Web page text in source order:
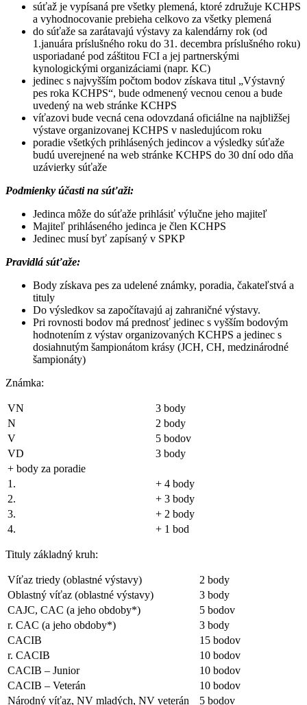
súťaž je vypísaná pre všetky plemená, ktoré združuje KCHPS
a vyhodnocovanie prebieha celkovo za všetky plemená
do súťaže sa zarátavajú výstavy za kalendárny rok (od
1.januára príslušného roku do 31. decembra príslušného roku)
usporiadané pod záštitou FCI a jej partnerskými
kynologickými organizáciami (napr. KC)
jedinec s najvyšším počtom bodov získava titul „Výstavný
pes roka KCHPS“, bude odmenený vecnou cenou a bude
uvedený na web stránke KCHPS
víťazovi bude vecná cena odovzdaná oficiálne na najbližšej
výstave organizovanej KCHPS v nasledujúcom roku
poradie všetkých prihlásených jedincov a výsledky súťaže
budú uverejnené na web stránke KCHPS do 30 dní odo dňa
uzávierky súťaže
Podmienky účasti na súťaži:
Jedinca môže do súťaže prihlásiť výlučne jeho majiteľ
Majiteľ prihláseného jedinca je člen KCHPS
Jedinec musí byť zapísaný v SPKP
Pravidlá súťaže:
Body získava pes za udelené známky, poradia, čakateľstvá a
tituly
Do výsledkov sa započítavajú aj zahraničné výstavy.
Pri rovnosti bodov má prednosť jedinec s vyšším bodovým
hodnotením z výstav organizovaných KCHPS a jedinec s
dosiahnutým šampionátom krásy (JCH, CH, medzinárodné
šampionáty)
Známka:
VN
3 body
N
2 body
V
5 bodov
VD
3 body
+ body za poradie
1.
+ 4 body
2.
+ 3 body
3.
+ 2 body
4.
+ 1 bod
Tituly základný kruh:
Víťaz triedy (oblastné výstavy)
2 body
Oblastný víťaz (oblastné výstavy)
3 body
CAJC, CAC (a jeho obdoby*)
5 bodov
r. CAC (a jeho obdoby*)
3 body
CACIB
15 bodov
r. CACIB
10 bodov
CACIB – Junior
10 bodov
CACIB – Veterán
10 bodov
Národný víťaz, NV mladých, NV veterán
5 bodov